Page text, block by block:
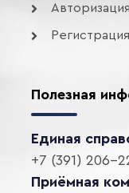
Авторизация
Регистрация
Полезная
Единая
+7 (391) 206-
Приёмная